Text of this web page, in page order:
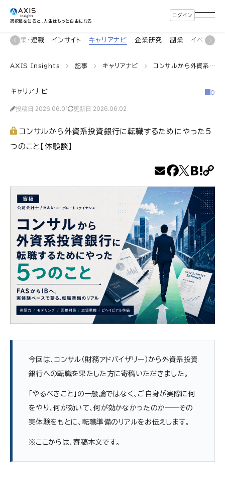
選択肢を知ると、人生はもっと自由になる
ログイン
特集・連載 インサイト キャリアナビ 企業研究 副業 イベント
AXIS Insights 記事 キャリアナビ コンサルから外資系投資銀行に転職するためにやった5つのこと【体験談】
キャリアナビ
投稿日 2026.06.01 更新日 2026.06.02
0
コンサルから外資系投資銀行に転職するためにやった5
つのこと【体験談】
今回は、コンサル（財務アドバイザリー）から外資系投資
銀行への転職を果たした方に寄稿いただきました。
「やるべきこと」の一般論ではなく、ご自身が実際に何
をやり、何が効いて、何が効かなかったのか――その
実体験をもとに、転職準備のリアルをお伝えします。
※ここからは、寄稿本文です。